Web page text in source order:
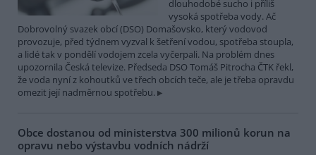
dlouhodobé sucho i příliš
vysoká spotřeba vody. Ač
Dobrovolný svazek obcí (DSO) Domašovsko, který vodovod
provozuje, před týdnem vyzval k šetření vodou, spotřeba stoupla,
a lidé tak v pondělí vodojem zcela vyčerpali. Na problém dnes
upozornila Česká televize. Předseda DSO Tomáš Pitrocha ČTK řekl,
že voda nyní z kohoutků ve třech obcích teče, ale je třeba opravdu
omezit její nadměrnou spotřebu.
Obce dostanou od ministerstva 300 milionů korun na
opravu nebo výstavbu vodních nádrží